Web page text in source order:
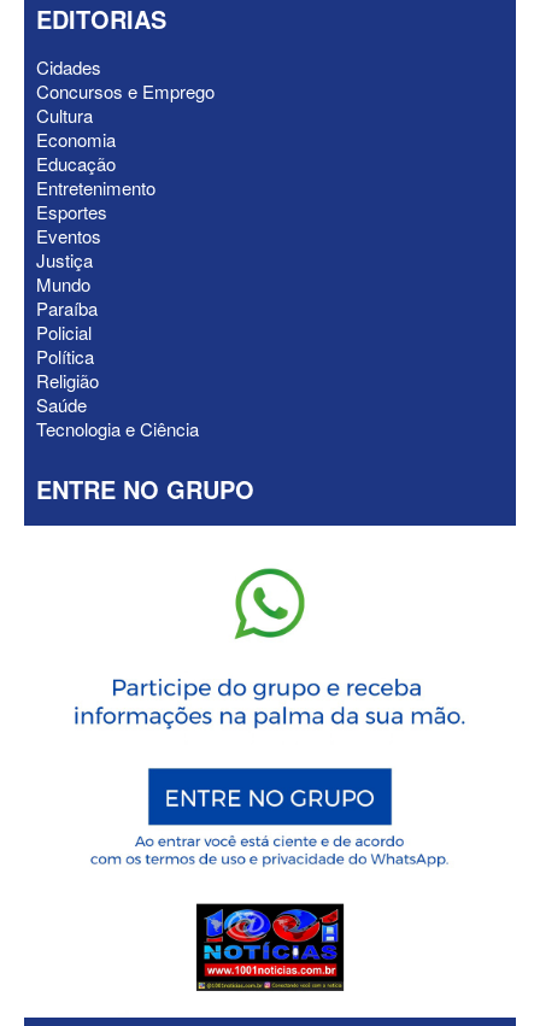
ELEIÇÕES 2026 - Após convenções,
confira candidatos ao Governo e ao
Senado da Paraíba
EDITORIAS
Cidades
Concursos e Emprego
Cultura
Economia
Educação
Entretenimento
Esportes
Eventos
Justiça
Mundo
Paraíba
Policial
Política
Religião
Saúde
Tecnologia e Ciência
ENTRE NO GRUPO